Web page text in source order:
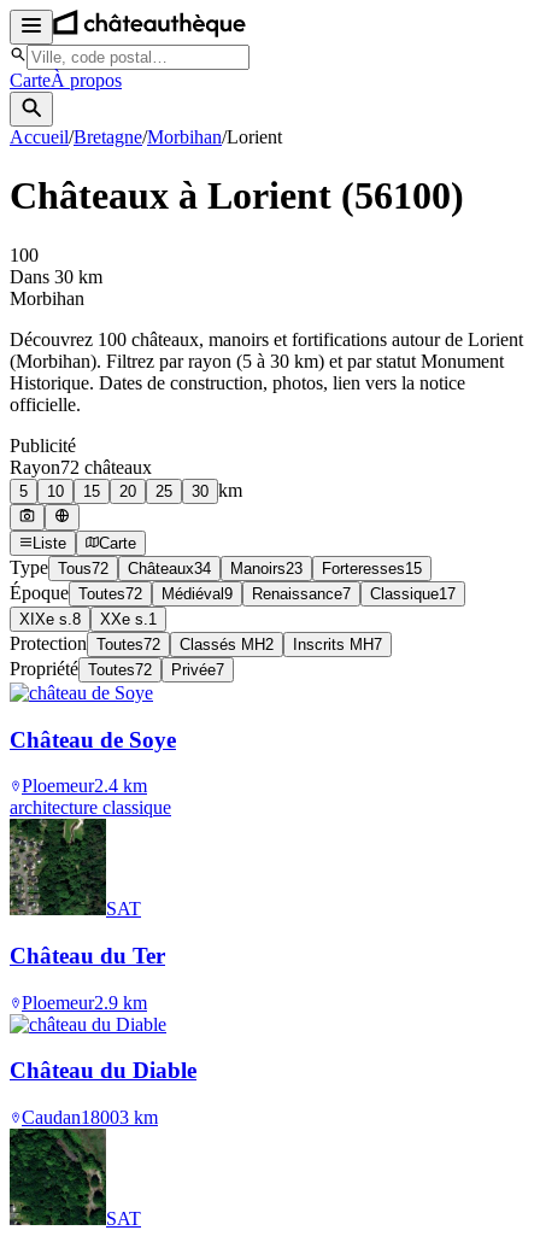
CarteÀ propos
Accueil/Bretagne/Morbihan/Lorient
Châteaux à Lorient (56100)
100
Dans 30 km
Morbihan
Découvrez 100 châteaux, manoirs et fortifications autour de Lorient
(Morbihan). Filtrez par rayon (5 à 30 km) et par statut Monument
Historique. Dates de construction, photos, lien vers la notice
officielle.
Publicité
Rayon72 châteaux
5 10 15 20 25 30 km
Liste Carte
Type Tous72 Châteaux34 Manoirs23 Forteresses15
Époque Toutes72 Médiéval 9 Renaissance7 Classique17
XIXe s. 8 XXe s. 1
Protection Toutes72 Classés MH2 Inscrits MH7
Propriété Toutes72 Privée7
Château de Soye
Ploemeur2.4 km
architecture classique
SAT
Château du Ter
Ploemeur2.9 km
Château du Diable
Caudan18003 km
SAT